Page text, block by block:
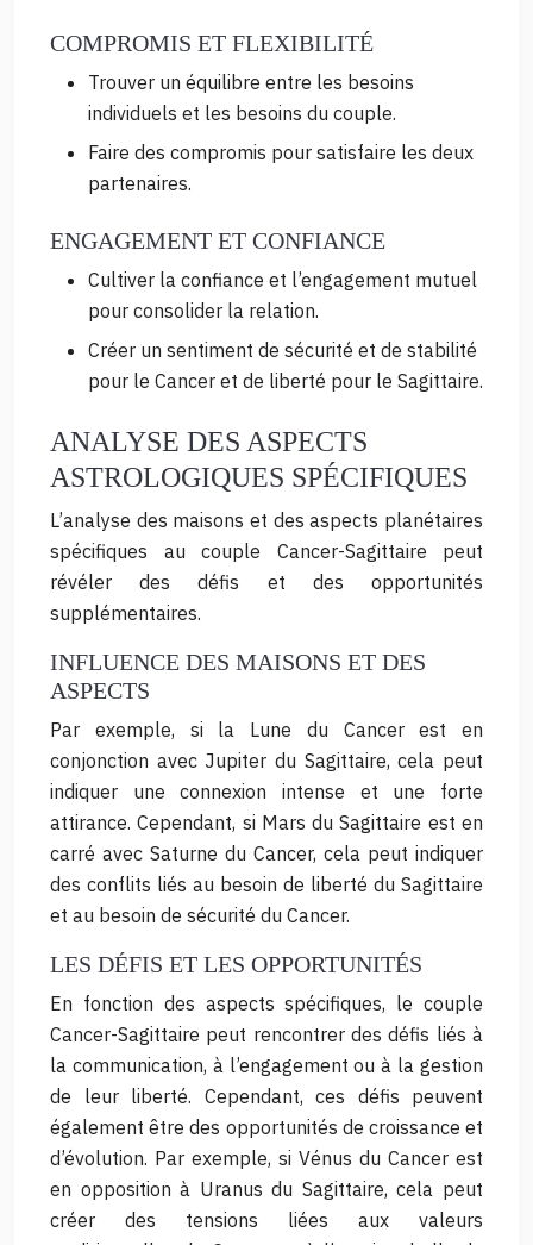
COMPROMIS ET FLEXIBILITÉ
Trouver un équilibre entre les besoins
individuels et les besoins du couple.
Faire des compromis pour satisfaire les deux
partenaires.
ENGAGEMENT ET CONFIANCE
Cultiver la confiance et l’engagement mutuel
pour consolider la relation.
Créer un sentiment de sécurité et de stabilité
pour le Cancer et de liberté pour le Sagittaire.
ANALYSE DES ASPECTS
ASTROLOGIQUES SPÉCIFIQUES
L’analyse des maisons et des aspects planétaires
spécifiques au couple Cancer-Sagittaire peut
révéler des défis et des opportunités
supplémentaires.
INFLUENCE DES MAISONS ET DES
ASPECTS
Par exemple, si la Lune du Cancer est en
conjonction avec Jupiter du Sagittaire, cela peut
indiquer une connexion intense et une forte
attirance. Cependant, si Mars du Sagittaire est en
carré avec Saturne du Cancer, cela peut indiquer
des conflits liés au besoin de liberté du Sagittaire
et au besoin de sécurité du Cancer.
LES DÉFIS ET LES OPPORTUNITÉS
En fonction des aspects spécifiques, le couple
Cancer-Sagittaire peut rencontrer des défis liés à
la communication, à l’engagement ou à la gestion
de leur liberté. Cependant, ces défis peuvent
également être des opportunités de croissance et
d’évolution. Par exemple, si Vénus du Cancer est
en opposition à Uranus du Sagittaire, cela peut
créer des tensions liées aux valeurs